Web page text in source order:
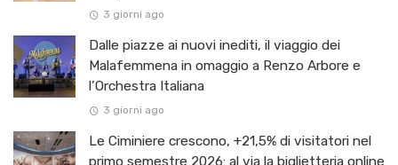
3 giorni ago
Dalle piazze ai nuovi inediti, il viaggio dei
Malafemmena in omaggio a Renzo Arbore e
l’Orchestra Italiana ​
3 giorni ago
Le Ciminiere crescono, +21,5% di visitatori nel
primo semestre 2026: al via la biglietteria online